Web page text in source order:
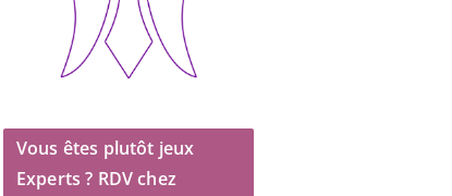
Vous êtes plutôt jeux
Experts ? RDV chez